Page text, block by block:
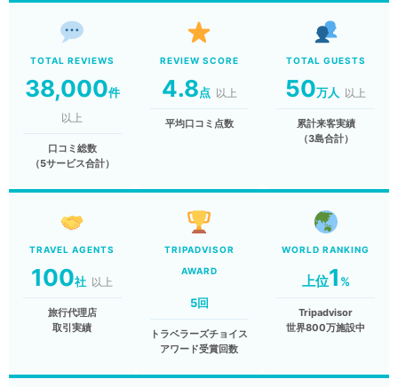
TOTAL REVIEWS
38,000件
以上
口コミ総数
（5サービス合計）
REVIEW SCORE
4.8点 以上
平均口コミ点数
TOTAL GUESTS
50万人 以上
累計来客実績
（3島合計）
TRAVEL AGENTS
100社 以上
旅行代理店
取引実績
TRIPADVISOR
AWARD
5回
トラベラーズチョイス
アワード受賞回数
WORLD RANKING
上位1 %
Tripadvisor
世界800万施設中